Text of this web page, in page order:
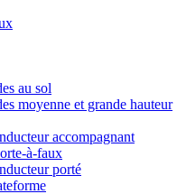
au sol
moyenne et grande hauteur
accompagnant
à-faux
porté